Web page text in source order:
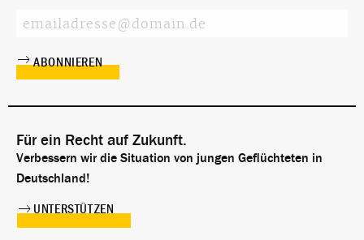
Für ein Recht auf Zukunft.
Verbessern wir die Situation von jungen Geflüchteten in
Deutschland!
UNTERSTÜTZEN